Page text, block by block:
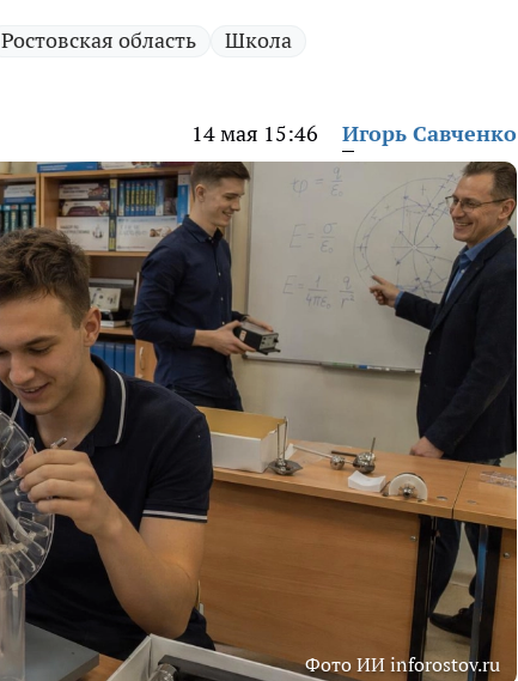
Ростовская область Школа
14 мая 15:46 Игорь Савченко
Фото ИИ inforostov.ru